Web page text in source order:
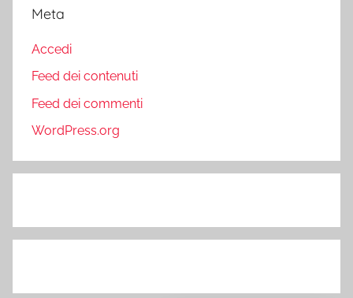
Meta
Accedi
Feed dei contenuti
Feed dei commenti
WordPress.org